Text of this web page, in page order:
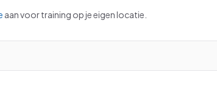
aan voor training op je eigen locatie.